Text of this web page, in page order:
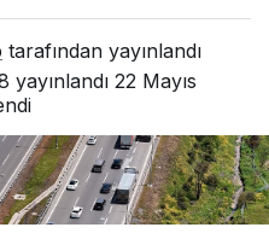
tarafından yayınlandı
yayınlandı 22 Mayıs